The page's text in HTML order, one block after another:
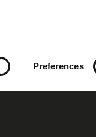
Preferences